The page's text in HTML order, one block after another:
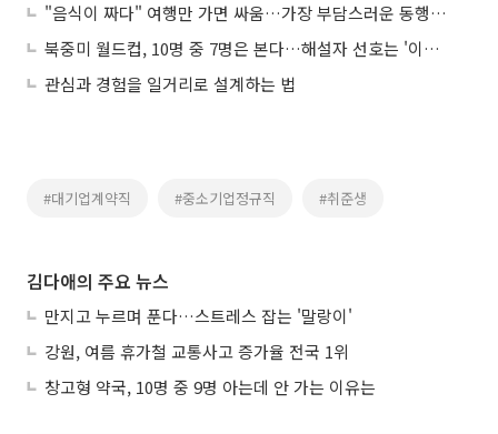
"음식이 짜다" 여행만 가면 싸움…가장 부담스러운 동행인은 '부모님'
북중미 월드컵, 10명 중 7명은 본다…해설자 선호는 '이영표'
관심과 경험을 일거리로 설계하는 법
#대기업계약직 #중소기업정규직 #취준생
김다애의 주요 뉴스
만지고 누르며 푼다…스트레스 잡는 '말랑이'
강원, 여름 휴가철 교통사고 증가율 전국 1위
창고형 약국, 10명 중 9명 아는데 안 가는 이유는